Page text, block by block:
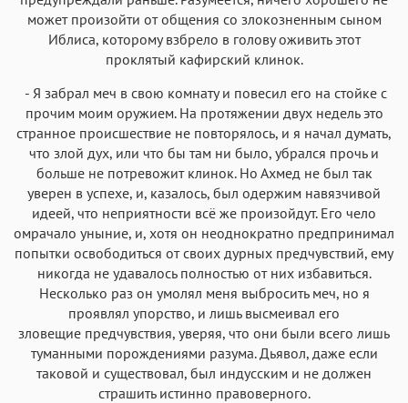
может произойти от общения со злокозненным сыном
Иблиса, которому взбрело в голову оживить этот
проклятый кафирский клинок.
- Я забрал меч в свою комнату и повесил его на стойке с
прочим моим оружием. На протяжении двух недель это
странное происшествие не повторялось, и я начал думать,
что злой дух, или что бы там ни было, убрался прочь и
больше не потревожит клинок. Но Ахмед не был так
уверен в успехе, и, казалось, был одержим навязчивой
идеей, что неприятности всё же произойдут. Его чело
омрачало уныние, и, хотя он неоднократно предпринимал
попытки освободиться от своих дурных предчувствий, ему
никогда не удавалось полностью от них избавиться.
Несколько раз он умолял меня выбросить меч, но я
проявлял упорство, и лишь высмеивал его
зловещие предчувствия, уверяя, что они были всего лишь
туманными порождениями разума. Дьявол, даже если
таковой и существовал, был индусским и не должен
страшить истинно правоверного.